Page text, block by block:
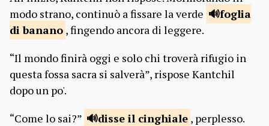
modo strano, continuò a fissare la verde
foglia
di banano , fingendo ancora di leggere.
“Il mondo finirà oggi e solo chi troverà rifugio in
questa fossa sacra si salverà”, rispose Kantchil
dopo un po'.
“Come lo sai?”
disse il cinghiale , perplesso.